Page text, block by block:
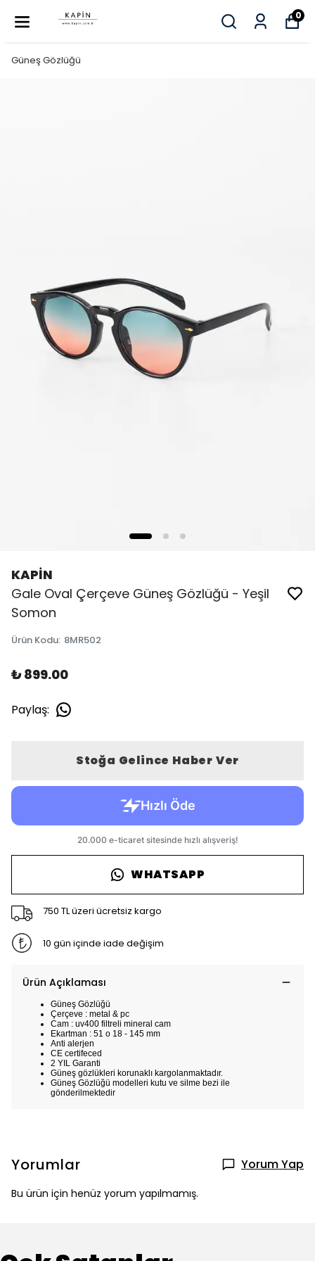
0
Güneş Gözlüğü
KAPİN
Gale Oval Çerçeve Güneş Gözlüğü - Yeşil
Somon
Ürün Kodu: 8MR502
₺ 899.00
Paylaş:
Stoğa Gelince Haber Ver
WHATSAPP
750 TL üzeri ücretsiz kargo
10 gün içinde iade değişim
Ürün Açıklaması
Güneş Gözlüğü
Çerçeve : metal & pc
Cam : uv400 filtreli mineral cam
Ekartman : 51 o 18 - 145 mm
Anti alerjen
CE certifeced
2 YIL Garanti
Güneş gözlükleri korunaklı kargolanmaktadır.
Güneş Gözlüğü modelleri kutu ve silme bezi ile
gönderilmektedir
Yorumlar Yorum Yap
Bu ürün için henüz yorum yapılmamış.